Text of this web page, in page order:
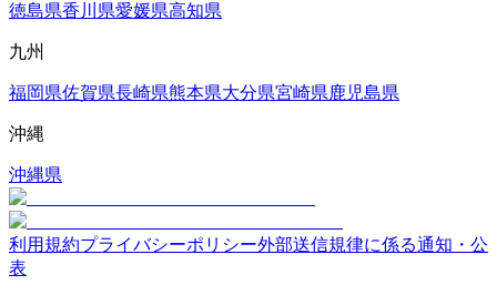
徳島県香川県愛媛県高知県
九州
福岡県佐賀県長崎県熊本県大分県宮崎県鹿児島県
沖縄
沖縄県
利用規約プライバシーポリシー外部送信規律に係る通知・公
表